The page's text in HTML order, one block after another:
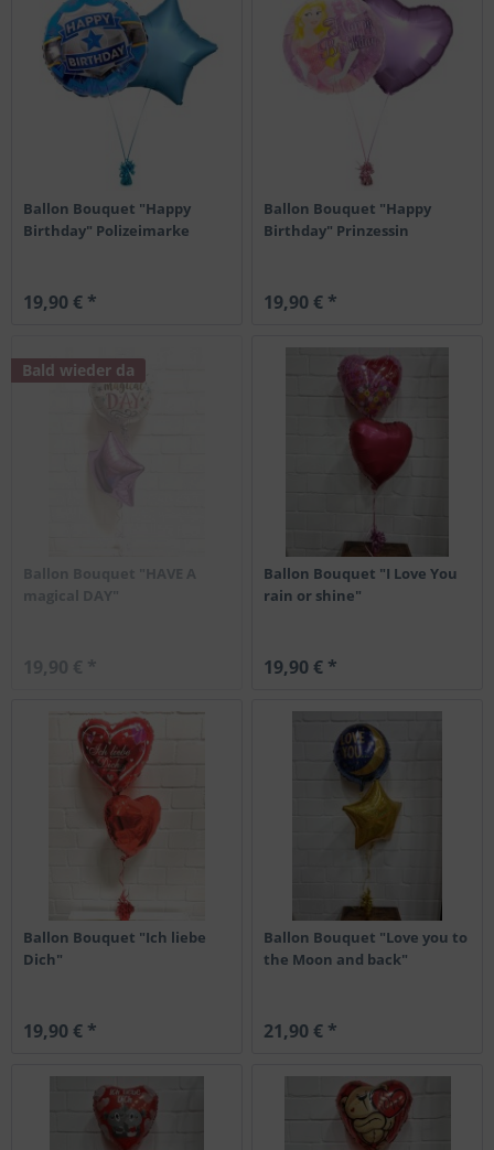
Ballon Bouquet "Happy
Birthday" Polizeimarke
19,90 € *
Ballon Bouquet "Happy
Birthday" Prinzessin
19,90 € *
Bald wieder da
Ballon Bouquet "HAVE A
magical DAY"
19,90 € *
Ballon Bouquet "I Love You
rain or shine"
19,90 € *
Ballon Bouquet "Ich liebe
Dich"
19,90 € *
Ballon Bouquet "Love you to
the Moon and back"
21,90 € *